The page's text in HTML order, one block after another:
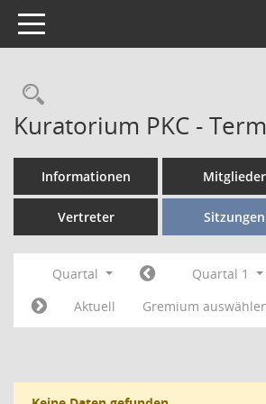
Toggle navigation
Kuratorium PKC -
Informationen Mitglieder
Vertreter Sitzungen
Quartal Quartal 1
Aktuell
Gremium